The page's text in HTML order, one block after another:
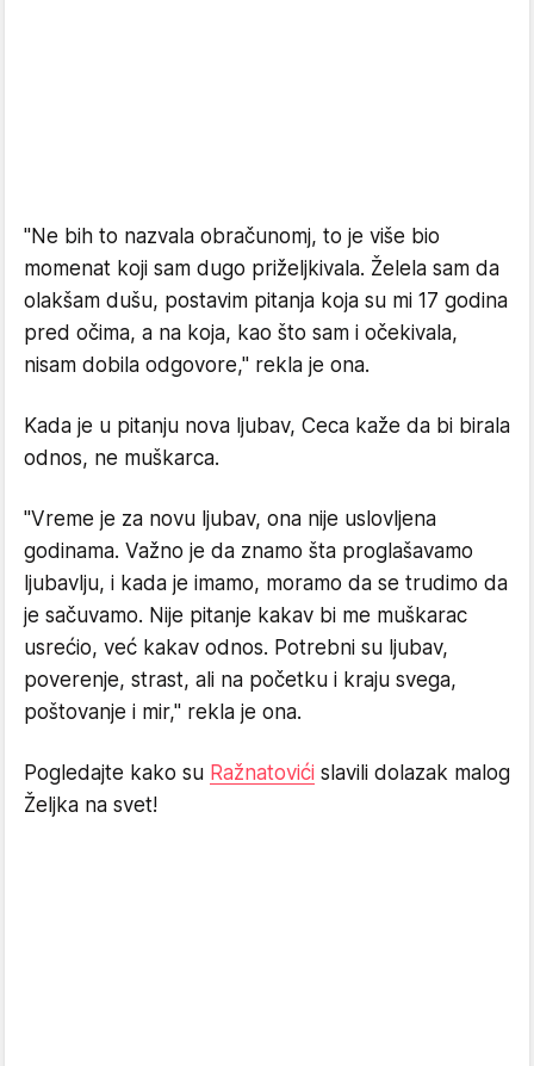
"Ne bih to nazvala obračunomj, to je više bio
momenat koji sam dugo priželjkivala. Želela sam da
olakšam dušu, postavim pitanja koja su mi 17 godina
pred očima, a na koja, kao što sam i očekivala,
nisam dobila odgovore," rekla je ona.
Kada je u pitanju nova ljubav, Ceca kaže da bi birala
odnos, ne muškarca.
"Vreme je za novu ljubav, ona nije uslovljena
godinama. Važno je da znamo šta proglašavamo
ljubavlju, i kada je imamo, moramo da se trudimo da
je sačuvamo. Nije pitanje kakav bi me muškarac
usrećio, već kakav odnos. Potrebni su ljubav,
poverenje, strast, ali na početku i kraju svega,
poštovanje i mir," rekla je ona.
Pogledajte kako su Ražnatovići slavili dolazak malog
Željka na svet!